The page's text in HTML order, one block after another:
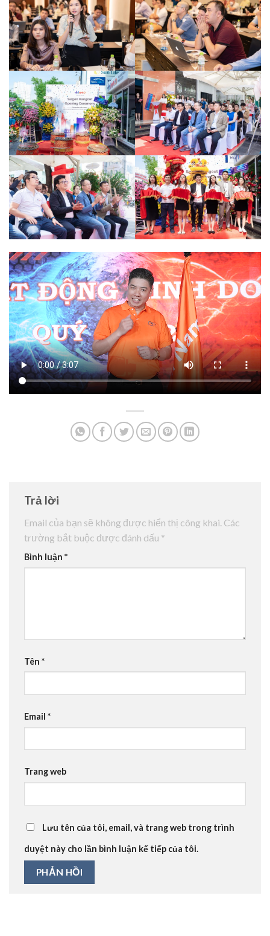
Trả lời
Email của bạn sẽ không được hiển thị công khai. Các
trường bắt buộc được đánh dấu *
Bình luận *
Tên *
Email *
Trang web
Lưu tên của tôi, email, và trang web trong trình
duyệt này cho lần bình luận kế tiếp của tôi.